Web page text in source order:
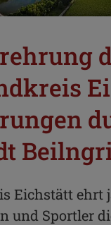
Eichstätt ehrt
und Sportler